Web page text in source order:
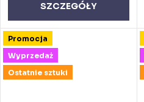
SZCZEGÓŁY
Promocja
Wyprzedaż
Ostatnie sztuki